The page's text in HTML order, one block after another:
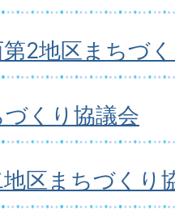
2地区まちづ
くり協議会
区まちづくり